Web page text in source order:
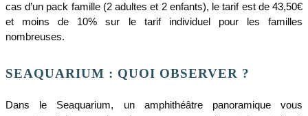
cas d’un pack famille (2 adultes et 2 enfants), le tarif est de 43,50€
et moins de 10% sur le tarif individuel pour les familles
nombreuses.
SEAQUARIUM : QUOI OBSERVER ?
Dans le Seaquarium, un amphithéâtre panoramique vous